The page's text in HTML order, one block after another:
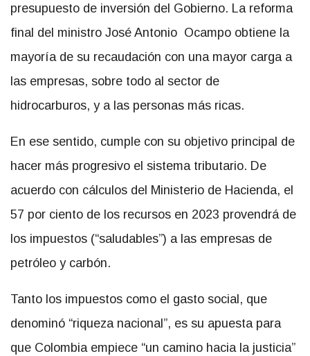
presupuesto de inversión del Gobierno. La reforma
final del ministro José Antonio Ocampo obtiene la
mayoría de su recaudación con una mayor carga a
las empresas, sobre todo al sector de
hidrocarburos, y a las personas más ricas.
En ese sentido, cumple con su objetivo principal de
hacer más progresivo el sistema tributario. De
acuerdo con cálculos del Ministerio de Hacienda, el
57 por ciento de los recursos en 2023 provendrá de
los impuestos (“saludables”) a las empresas de
petróleo y carbón.
Tanto los impuestos como el gasto social, que
denominó “riqueza nacional”, es su apuesta para
que Colombia empiece “un camino hacia la justicia”